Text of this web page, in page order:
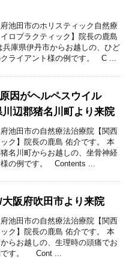
池田市のホリスティック自然療
ロプラクティック】院長の鹿島
兵庫県伊丹市からお越しの、ひど
クライアント様の例です。 C ...
因がヘルペスウイル
辺郡猪名川町より来院
池田市の自然療法治療院【関西
ク】院長の鹿島 佑介です。 本
名川町からお越しの、坐骨神経
の例です。 Contents ...
阪府吹田市より来院
池田市の自然療法治療院【関西
ク】院長の鹿島 佑介です。 本
らお越しの、生理時の頭痛でお
です。 Cont ...